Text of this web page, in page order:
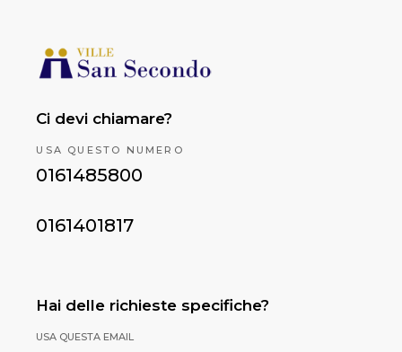
Ci devi chiamare?
USA QUESTO NUMERO
0161485800
0161401817
Hai delle richieste specifiche?
USA QUESTA EMAIL